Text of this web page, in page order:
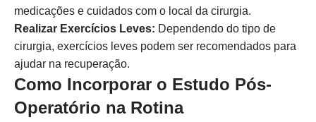
medicações e cuidados com o local da cirurgia.
Realizar Exercícios Leves: Dependendo do tipo de
cirurgia, exercícios leves podem ser recomendados para
ajudar na recuperação.
Como Incorporar o Estudo Pós-
Operatório na Rotina